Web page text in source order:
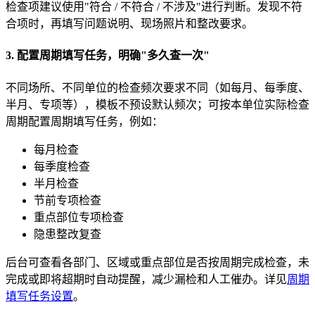
检查项建议使用"符合 / 不符合 / 不涉及"进行判断。发现不符
合项时，再填写问题说明、现场照片和整改要求。
3. 配置周期填写任务，明确"多久查一次"
不同场所、不同单位的检查频次要求不同（如每月、每季度、
半月、专项等），模板不预设默认频次；可按本单位实际检查
周期配置周期填写任务，例如：
每月检查
每季度检查
半月检查
节前专项检查
重点部位专项检查
隐患整改复查
后台可查看各部门、区域或重点部位是否按周期完成检查，未
完成或即将超期时自动提醒，减少漏检和人工催办。详见周期
填写任务设置。